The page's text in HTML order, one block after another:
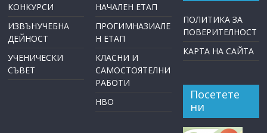
КОНКУРСИ
ИЗВЪНУЧЕБНА
ДЕЙНОСТ
УЧЕНИЧЕСКИ
СЪВЕТ
НАЧАЛЕН ЕТАП
ПРОГИМНАЗИАЛЕ
Н ЕТАП
КЛАСНИ И
САМОСТОЯТЕЛНИ
РАБОТИ
НВО
ПОЛИТИКА ЗА
ПОВЕРИТЕЛНОСТ
КАРТА НА САЙТА
Посетете
ни